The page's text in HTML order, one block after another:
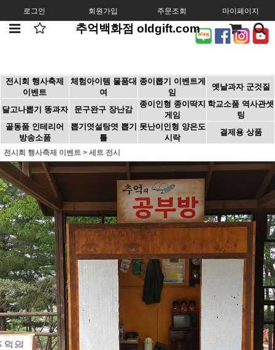
로그인 회원가입 주문조회 마이페이지
추억백화점 oldgift.com
전시회 행사축제
이벤트
체험아이템 물품대
여
종이뽑기 이벤트게
임
옛날과자 군것질
달고나뽑기 똥과자 문구완구 장난감
종이인형 종이딱지
게임
학교소품 역사관셋
팅
골동품 인테리어
방송소품
뽑기엿설탕엿 뽑기
틀
못난이인형 양은도
시락
결제용 상품
전시회 행사축제 이벤트 > 세트 전시